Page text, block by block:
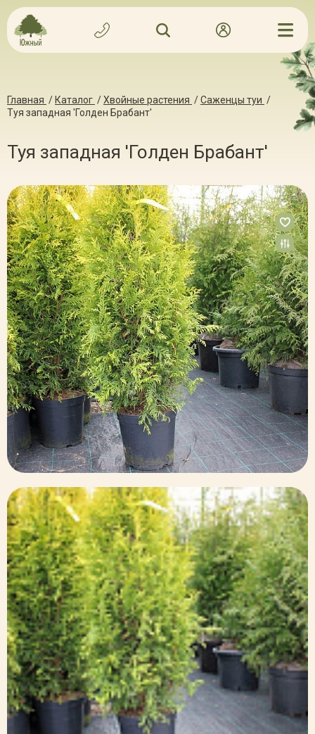
Главная / Каталог /Хвойные растения /Саженцы туи /
Туя западная 'Голден Брабант'
Туя западная 'Голден Брабант'